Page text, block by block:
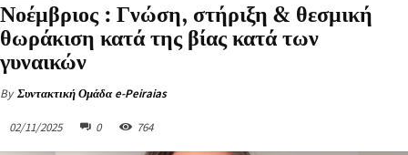
Νοέμβριος : Γνώση, στήριξη & θεσμική
θωράκιση κατά της βίας κατά των
γυναικών
By Συντακτική Ομάδα e-Peiraias
02/11/2025 0 764